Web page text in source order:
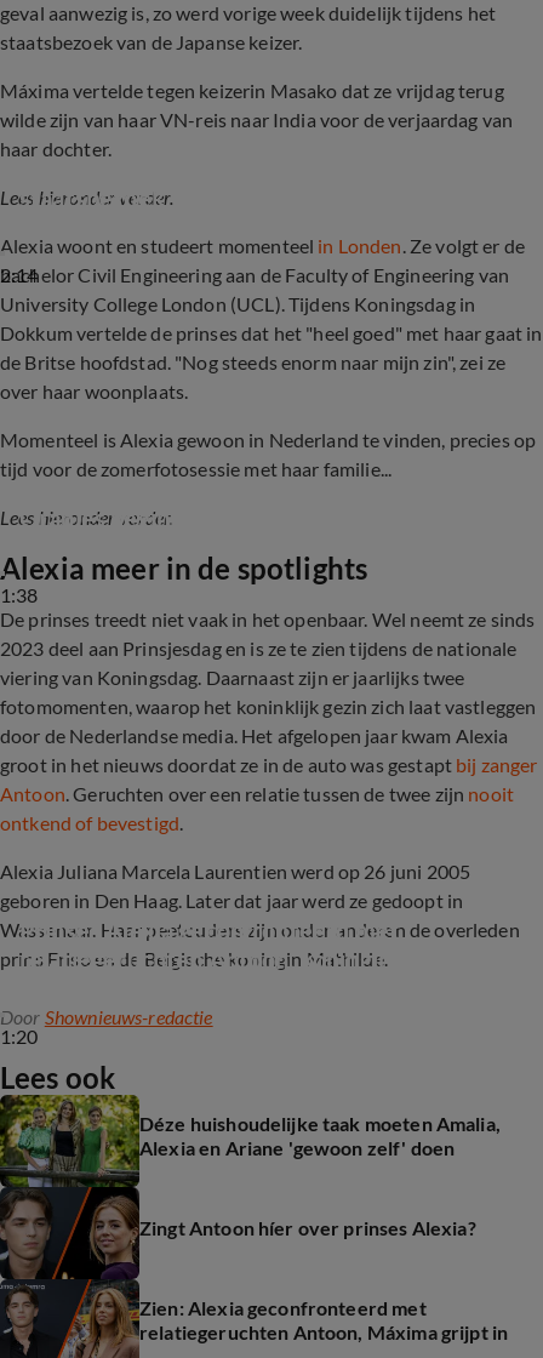
geval aanwezig is, zo werd vorige week duidelijk tijdens het
staatsbezoek van de Japanse keizer.
Máxima vertelde tegen keizerin Masako dat ze vrijdag terug
wilde zijn van haar VN-reis naar India voor de verjaardag van
haar dochter.
Lees hieronder verder.
2:14
staatsbezoek van Japanse keizer
Alexia woont en studeert momenteel in Londen. Ze volgt er de
bachelor Civil Engineering aan de Faculty of Engineering van
University College London (UCL). Tijdens Koningsdag in
Dokkum vertelde de prinses dat het "heel goed" met haar gaat in
de Britse hoofdstad. "Nog steeds enorm naar mijn zin", zei ze
over haar woonplaats.
Momenteel is Alexia gewoon in Nederland te vinden, precies op
tijd voor de zomerfotosessie met haar familie...
Lees hieronder verder.
1:38
Oranjes beginnen aan fotosessie voor de pers
Alexia meer in de spotlights
De prinses treedt niet vaak in het openbaar. Wel neemt ze sinds
2023 deel aan Prinsjesdag en is ze te zien tijdens de nationale
viering van Koningsdag. Daarnaast zijn er jaarlijks twee
fotomomenten, waarop het koninklijk gezin zich laat vastleggen
door de Nederlandse media. Het afgelopen jaar kwam Alexia
groot in het nieuws doordat ze in de auto was gestaptbij zanger
Antoon. Geruchten over een relatie tussen de twee zijn nooit
ontkend of bevestigd.
Alexia Juliana Marcela Laurentien werd op 26 juni 2005
geboren in Den Haag. Later dat jaar werd ze gedoopt in
Wassenaar. Haar peetouders zijn onder anderen de overleden
prins Friso en de Belgische koningin Mathilde.
1:20
Prinses Alexia geconfronteerd met
relatiegeruchten Antoon, koningin Máxima
Door Shownieuws-redactie
Lees ook
Déze huishoudelijke taak moeten Amalia,
Alexia en Ariane 'gewoon zelf' doen
Zingt Antoon híer over prinses Alexia?
Zien: Alexia geconfronteerd met
relatiegeruchten Antoon, Máxima grijpt in